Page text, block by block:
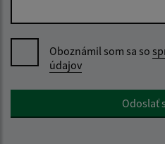
Oboznámil som sa so
údajov
Google reCaptcha ResponseOdoslať